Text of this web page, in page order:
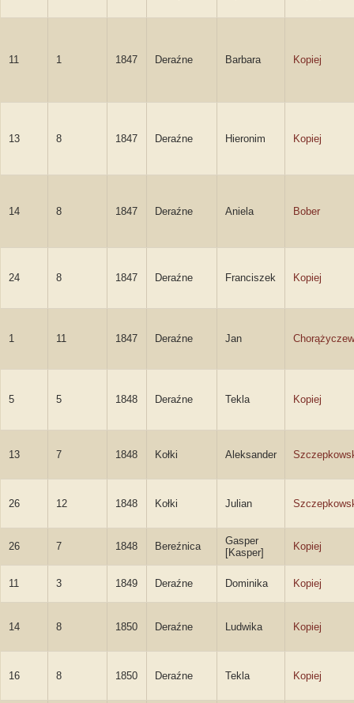
11 1 1847 Deraźne Barbara Kopiej
13 8 1847 Deraźne Hieronim Kopiej
14 8 1847 Deraźne Aniela Bober
24 8 1847 Deraźne Franciszek Kopiej
1 11 1847 Deraźne Jan
5 5 1848 Deraźne Tekla Kopiej
13 7 1848 Kołki Aleksander
26 12 1848 Kołki Julian
26 7 1848 Bereźnica
Gasper
[Kasper]
Kopiej
11 3 1849 Deraźne Dominika Kopiej
14 8 1850 Deraźne Ludwika Kopiej
16 8 1850 Deraźne Tekla Kopiej